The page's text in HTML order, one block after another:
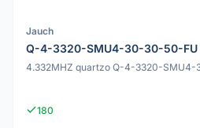
Jauch
Q-4-3320-SMU4-30-30-50-FU
4.332MHZ quartzo Q-4-3320-
180